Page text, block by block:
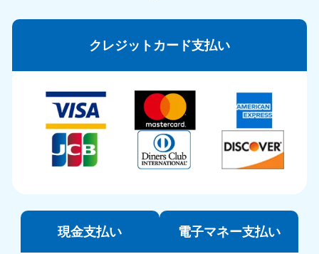
クレジットカード支払い
現金支払い 電子マネー支払い